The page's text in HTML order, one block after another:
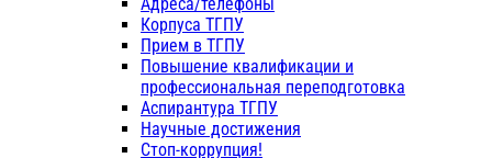
Адреса/телефоны
Корпуса ТГПУ
Прием в ТГПУ
Повышение квалификации и
профессиональная переподготовка
Аспирантура ТГПУ
Научные достижения
Стоп-коррупция!